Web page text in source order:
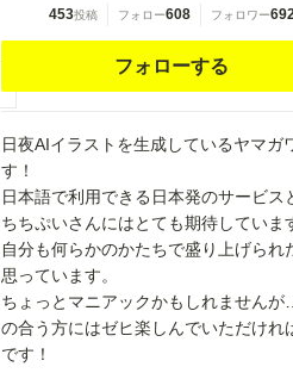
453投稿 フォロー608 フォロワー
フォローする
日夜AIイラストを生成しているヤマガ
す！
日本語で利用できる日本発のサービス
ちちぷいさんにはとても期待していま
自分も何らかのかたちで盛り上げられ
思っています。
ちょっとマニアックかもしれません
の合う方にはゼヒ楽しんでいただけれ
です！